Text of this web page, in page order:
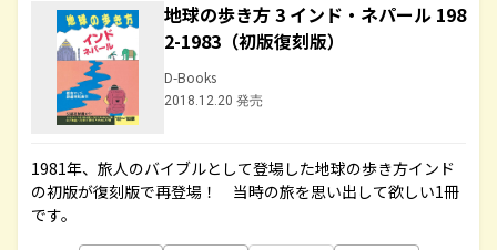
地球の歩き方 3 インド・ネパール 198
2-1983（初版復刻版）
D-Books
2018.12.20 発売
1981年、旅人のバイブルとして登場した地球の歩き方インド
の初版が復刻版で再登場！ 当時の旅を思い出して欲しい1冊
です。